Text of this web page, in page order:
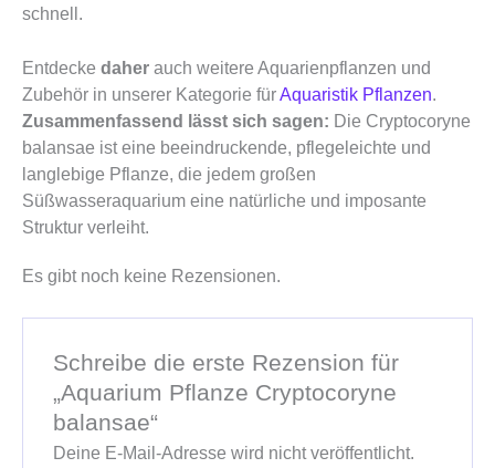
schnell.
Entdecke daher auch weitere Aquarienpflanzen und
Zubehör in unserer Kategorie fürAquaristik Pflanzen.
Zusammenfassend lässt sich sagen: Die Cryptocoryne
balansae ist eine beeindruckende, pflegeleichte und
langlebige Pflanze, die jedem großen
Süßwasseraquarium eine natürliche und imposante
Struktur verleiht.
Es gibt noch keine Rezensionen.
Schreibe die erste Rezension für
„Aquarium Pflanze Cryptocoryne
balansae“
Deine E-Mail-Adresse wird nicht veröffentlicht.